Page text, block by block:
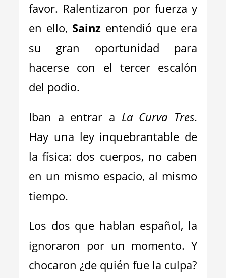
favor. Ralentizaron por fuerza y
en ello, Sainz entendió que era
su gran oportunidad para
hacerse con el tercer escalón
del podio.
Iban a entrar a La Curva Tres.
Hay una ley inquebrantable de
la física: dos cuerpos, no caben
en un mismo espacio, al mismo
tiempo.
Los dos que hablan español, la
ignoraron por un momento. Y
chocaron ¿de quién fue la culpa?